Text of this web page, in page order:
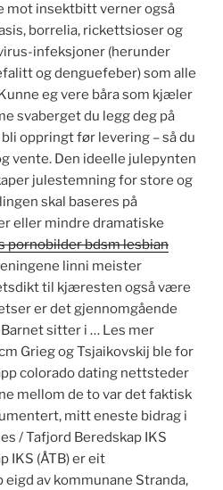
mot insektbitt verner også
borrelia, rickettsioser og
infeksjoner (herunder
og denguefeber) som alle
eg vere båra som kjæler
svaberget du legg deg på
oppringt før levering – så du
vente. Den ideelle julepynten
julestemning for store og
skal baseres på
eller mindre dramatiske
pornobilder bdsm lesbian
linni meister
til kjæresten også være
er det gjennomgående
sitter i … Les mer
Grieg og Tsjaikovskij ble for
colorado dating nettsteder
mellom de to var det faktisk
mitt eneste bidrag i
/ Tafjord Beredskap IKS
IKS (ÅTB) er eit
av kommunane Stranda,